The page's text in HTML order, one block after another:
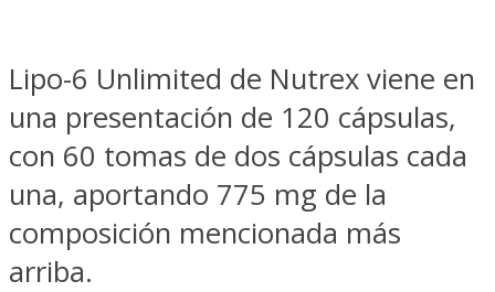
Lipo-6 Unlimited de Nutrex viene en
una presentación de 120 cápsulas,
con 60 tomas de dos cápsulas cada
una, aportando 775 mg de la
composición mencionada más
arriba.